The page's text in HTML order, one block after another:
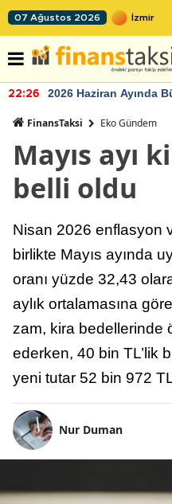
07 Ağustos 2026
22:26 2026 Haziran Ayında
FinansTaksi Eko Gündem
Mayıs ayı
belli oldu
Nisan 2026 enflasyon
birlikte Mayıs ayında
oranı yüzde 32,43
aylık ortalamasına
zam, kira bedellerinde
ederken, 40 bin TL’lik
yeni tutar 52 bin 972
Nur Duman